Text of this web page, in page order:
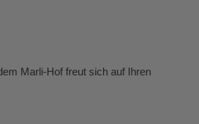
Marli-Hof freut sich auf Ihren